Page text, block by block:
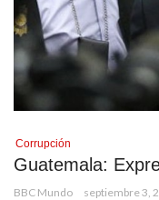
Corrupción
Guatemala:
BBC Mundo septiembre 3,